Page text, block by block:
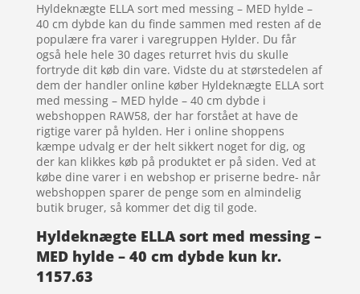
Hyldeknægte ELLA sort med messing – MED hylde –
40 cm dybde kan du finde sammen med resten af de
populære fra varer i varegruppen Hylder. Du får
også hele hele 30 dages returret hvis du skulle
fortryde dit køb din vare. Vidste du at størstedelen af
dem der handler online køber Hyldeknægte ELLA sort
med messing – MED hylde – 40 cm dybde i
webshoppen RAW58, der har forstået at have de
rigtige varer på hylden. Her i online shoppens
kæmpe udvalg er der helt sikkert noget for dig, og
der kan klikkes køb på produktet er på siden. Ved at
købe dine varer i en webshop er priserne bedre- når
webshoppen sparer de penge som en almindelig
butik bruger, så kommer det dig til gode.
Hyldeknægte ELLA sort med messing –
MED hylde – 40 cm dybde kun kr.
1157.63